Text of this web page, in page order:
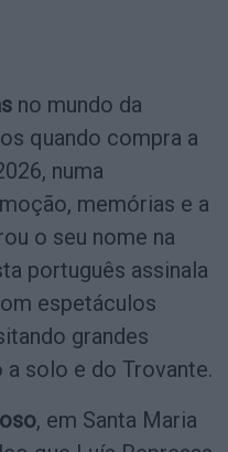
no mundo da
quando compra a
numa
memórias e a
o seu nome na
português assinala
espetáculos
grandes
solo e do Trovante.
, em Santa Maria